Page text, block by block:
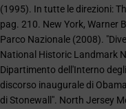
(1995). In tutte le direzioni:
pag. 210. New York, Warner
Parco Nazionale (2008).
National Historic Landmark
Dipartimento dell'Interno
discorso inaugurale di
di Stonewall". North Jersey